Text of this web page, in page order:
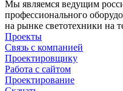
Мы являемся ведущим
профессионального
на рынке светотехники на
Проекты
Связь с компанией
Проектировщику
Работа с сайтом
Проектирование